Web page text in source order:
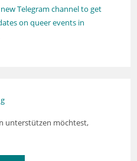
Telegram channel to get
on queer events in
unterstützen möchtest,